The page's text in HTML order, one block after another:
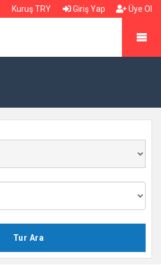
Kuruş TRY Giriş Yap Üye Ol
Tur Ara